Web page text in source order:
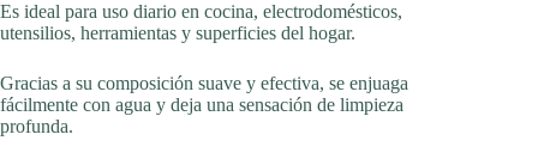
Es ideal para uso diario en cocina, electrodomésticos,
utensilios, herramientas y superficies del hogar.
Gracias a su composición suave y efectiva, se enjuaga
fácilmente con agua y deja una sensación de limpieza
profunda.